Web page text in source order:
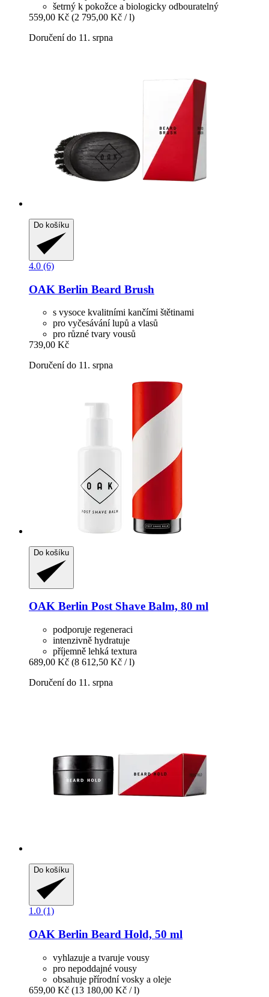
šetrný k pokožce a biologicky odbouratelný
559,00 Kč (2 795,00 Kč / l)
Doručení do 11. srpna
Do košíku
4.0 (6)
OAK Berlin Beard Brush
s vysoce kvalitními kančími štětinami
pro vyčesávání lupů a vlasů
pro různé tvary vousů
739,00 Kč
Doručení do 11. srpna
Do košíku
OAK Berlin Post Shave Balm, 80 ml
podporuje regeneraci
intenzivně hydratuje
příjemně lehká textura
689,00 Kč (8 612,50 Kč / l)
Doručení do 11. srpna
Do košíku
1.0 (1)
OAK Berlin Beard Hold, 50 ml
vyhlazuje a tvaruje vousy
pro nepoddajné vousy
obsahuje přírodní vosky a oleje
659,00 Kč (13 180,00 Kč / l)